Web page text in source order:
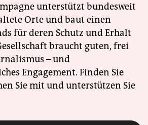
unterstützt bundesweit
Orte und baut einen
für deren Schutz und Erhalt
braucht guten, frei
– und
Engagement. Finden Sie
Sie mit und unterstützen Sie